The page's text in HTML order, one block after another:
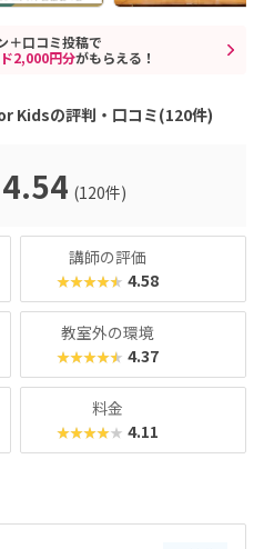
＋口コミ投稿で
2,000円分がもらえる！
Kidsの評判・口コミ(120件)
4.54 (120件)
講師の評価
★★★★★ 4.58
教室外の環境
★★★★★ 4.37
料金
★★★★★ 4.11